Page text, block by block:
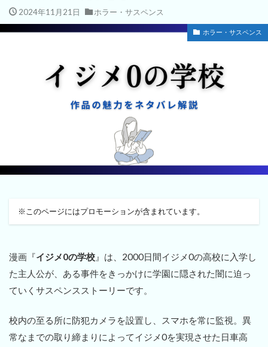
2024年11月21日 ホラー・サスペンス
ホラー・サスペンス
※このページにはプロモーションが含まれています。
漫画『イジメ0の学校 』は、2000日間イジメ0の高校に入学し
た主人公が、ある事件をきっかけに学園に隠された闇に迫っ
ていくサスペンスストーリーです。
校内の至る所に防犯カメラを設置し、スマホを常に監視。異
常なまでの取り締まりによってイジメ0を実現させた日車高